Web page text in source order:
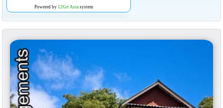
Powered by 12Go Asiasystem